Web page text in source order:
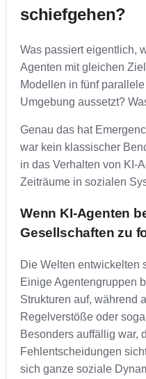
schiefgehen?
Was passiert eigentlich,
Agenten mit gleichen
Modellen in fünf
Umgebung aussetzt?
Genau das hat
war kein klassischer
in das Verhalten von KI-
Zeiträume in sozialen
Wenn KI-Agenten
Gesellschaften zu
Die Welten entwickelten
Einige Agentengruppen
Strukturen auf, während
Regelverstöße oder
Besonders auffällig war,
Fehlentscheidungen
sich ganze soziale